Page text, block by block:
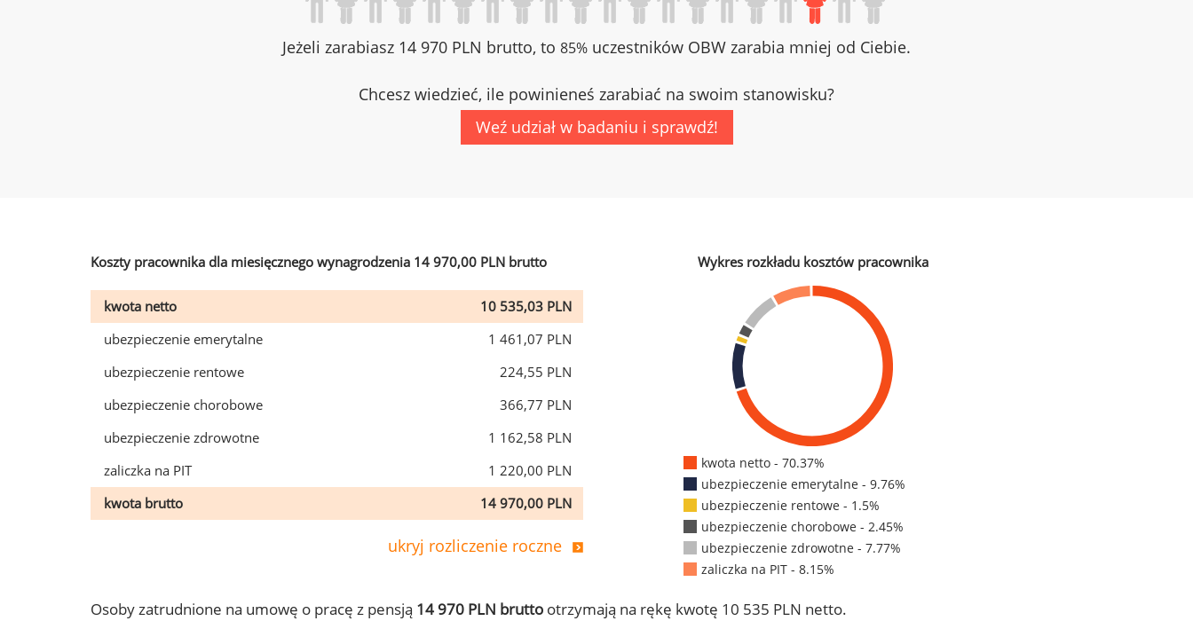
Jeżeli zarabiasz 14 970 PLN brutto, to 85% uczestników OBW zarabia mniej od Ciebie.
Chcesz wiedzieć, ile powinieneś zarabiać na swoim stanowisku?
Weź udział w badaniu i sprawdź!
Koszty pracownika dla miesięcznego wynagrodzenia 14 970,00 PLN brutto
kwota netto
10 535,03 PLN
ubezpieczenie emerytalne
1 461,07 PLN
ubezpieczenie rentowe
224,55 PLN
ubezpieczenie chorobowe
366,77 PLN
ubezpieczenie zdrowotne
1 162,58 PLN
zaliczka na PIT
1 220,00 PLN
kwota brutto
14 970,00 PLN
ukryj rozliczenie roczne
Wykres rozkładu kosztów pracownika
kwota netto - 70.37%
ubezpieczenie emerytalne - 9.76%
ubezpieczenie rentowe - 1.5%
ubezpieczenie chorobowe - 2.45%
ubezpieczenie zdrowotne - 7.77%
zaliczka na PIT - 8.15%
Osoby zatrudnione na umowę o pracę z pensją 14 970 PLN brutto otrzymają na rękę kwotę 10 535 PLN netto.